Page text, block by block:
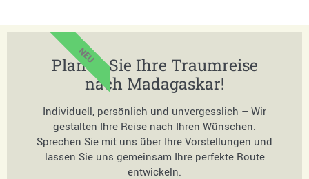
Planen Sie Ihre Traumreise
nach Madagaskar!
Individuell, persönlich und unvergesslich – Wir
gestalten Ihre Reise nach Ihren Wünschen.
Sprechen Sie mit uns über Ihre Vorstellungen und
lassen Sie uns gemeinsam Ihre perfekte Route
entwickeln.
NEU